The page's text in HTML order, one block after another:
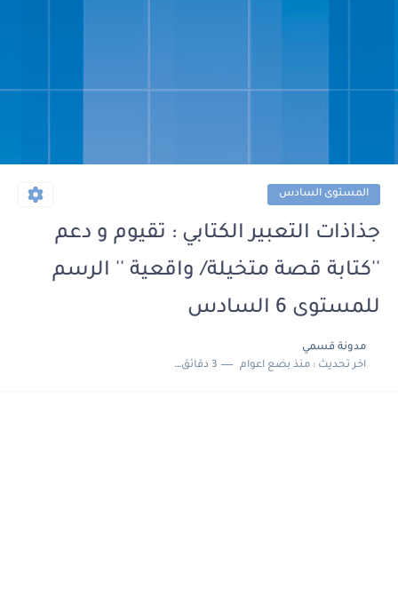
المستوى السادس
جذاذات التعبير الكتابي : تقيوم و دعم
''كتابة قصة متخيلة/ واقعية '' الرسم
للمستوى 6 السادس
مدونة قسمي
اخر تحديث :منذ بضع اعوام 3 دقائق للقراءة